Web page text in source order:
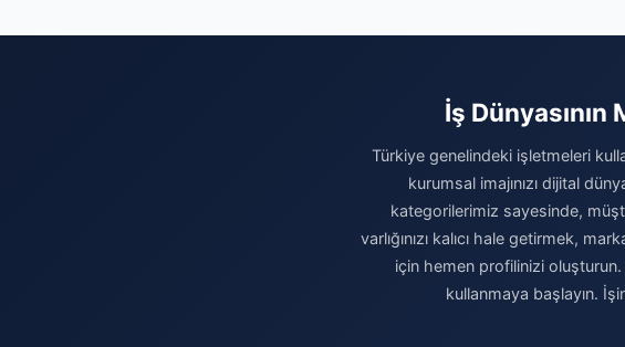
İş Dünyasının
Türkiye genelindeki işletmeleri
kurumsal imajınızı dijital
kategorilerimiz sayesinde,
varlığınızı kalıcı hale getirmek,
için hemen profilinizi
kullanmaya başlayın.